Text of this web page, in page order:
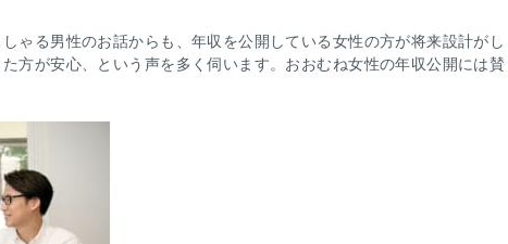
ゃる男性のお話からも、年収を公開している女性の方が将来設計がし
方が安心、という声を多く伺います。おおむね女性の年収公開には賛